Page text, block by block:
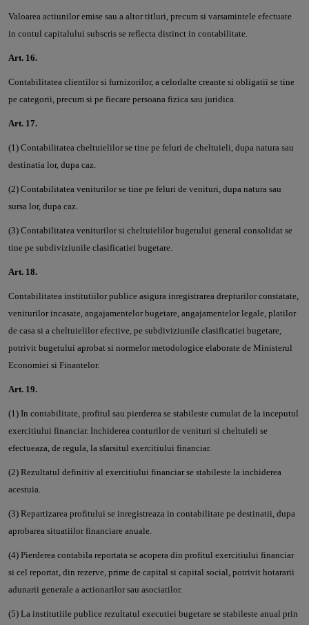
Valoarea actiunilor emise sau a altor titluri, precum si varsamintele efectuate
in contul capitalului subscris se reflecta distinct in contabilitate.
Art. 16.
Contabilitatea clientilor si furnizorilor, a celorlalte creante si obligatii se tine
pe categorii, precum si pe fiecare persoana fizica sau juridica.
Art. 17.
(1) Contabilitatea cheltuielilor se tine pe feluri de cheltuieli, dupa natura sau
destinatia lor, dupa caz.
(2) Contabilitatea veniturilor se tine pe feluri de venituri, dupa natura sau
sursa lor, dupa caz.
(3) Contabilitatea veniturilor si cheltuielilor bugetului general consolidat se
tine pe subdiviziunile clasificatiei bugetare.
Art. 18.
Contabilitatea institutiilor publice asigura inregistrarea drepturilor constatate,
veniturilor incasate, angajamentelor bugetare, angajamentelor legale, platilor
de casa si a cheltuielilor efective, pe subdiviziunile clasificatiei bugetare,
potrivit bugetului aprobat si normelor metodologice elaborate de Ministerul
Economiei si Finantelor.
Art. 19.
(1) In contabilitate, profitul sau pierderea se stabileste cumulat de la inceputul
exercitiului financiar. Inchiderea conturilor de venituri si cheltuieli se
efectueaza, de regula, la sfarsitul exercitiului financiar.
(2) Rezultatul definitiv al exercitiului financiar se stabileste la inchiderea
acestuia.
(3) Repartizarea profitului se inregistreaza in contabilitate pe destinatii, dupa
aprobarea situatiilor financiare anuale.
(4) Pierderea contabila reportata se acopera din profitul exercitiului financiar
si cel reportat, din rezerve, prime de capital si capital social, potrivit hotararii
adunarii generale a actionarilor sau asociatilor.
(5) La institutiile publice rezultatul executiei bugetare se stabileste anual prin